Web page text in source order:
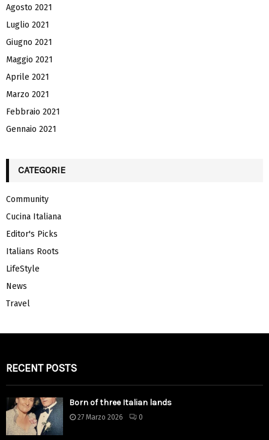
Agosto 2021
Luglio 2021
Giugno 2021
Maggio 2021
Aprile 2021
Marzo 2021
Febbraio 2021
Gennaio 2021
CATEGORIE
Community
Cucina Italiana
Editor's Picks
Italians Roots
LifeStyle
News
Travel
RECENT POSTS
Born of three Italian lands
27 Marzo 2026 0